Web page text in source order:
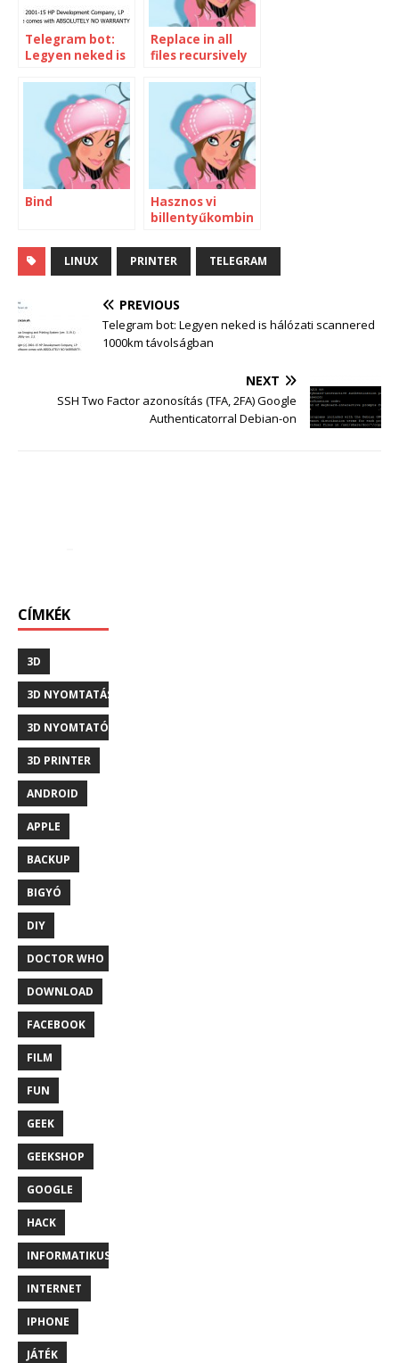
Telegram bot:
Legyen neked is
scannered
1000km
távolságban
Replace in all
files recursively
Bind
Hasznos vi
billentyűkombin
LINUX PRINTER TELEGRAM
PREVIOUS
Telegram bot: Legyen neked is hálózati scannered
1000km távolságban
NEXT
SSH Two Factor azonosítás (TFA, 2FA) Google
Authenticatorral Debian-on
CÍMKÉK
3D
3D NYOMTATÁS
3D NYOMTATÓ
3D PRINTER
ANDROID
APPLE
BACKUP
BIGYÓ
DIY
DOCTOR WHO
DOWNLOAD
FACEBOOK
FILM
FUN
GEEK
GEEKSHOP
GOOGLE
HACK
INFORMATIKUS
INTERNET
IPHONE
JÁTÉK